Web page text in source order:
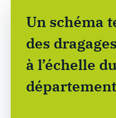
Un schéma
des
à l’échelle du
département